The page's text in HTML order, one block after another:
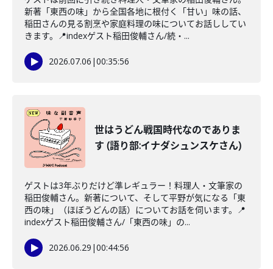
新著「東西の味」から全国各地に根付く「甘い」味の話、
稲田さんの見る割烹や家庭料理の味についてお話ししてい
きます。📍indexゲスト稲田俊輔さん/続・...
2026.07.06 |00:35:56
世はうどん戦国時代なのでありま
す (語り部:イナダシュンスケさん)
ゲストは3年ぶりだけど準レギュラー！料理人・文筆家の
稲田俊輔さん。新著について、そして平野が気になる「東
西の味」（ほぼうどんの話）についてお話を伺います。📍
indexゲスト稲田俊輔さん/「東西の味」の...
2026.06.29 |00:44:56